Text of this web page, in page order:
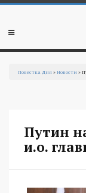
Перейти к основному
Мобильное
Повестка Дня »Новости »
Путин
и.о.